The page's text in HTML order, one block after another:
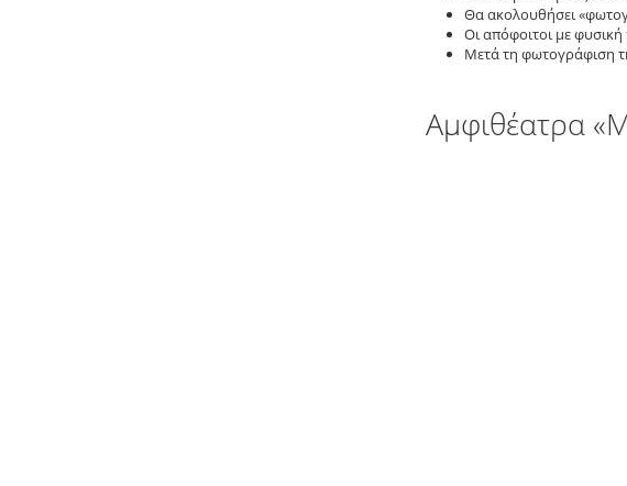
Θα ακολουθήσει
Οι απόφοιτοι με
Μετά τη φωτογράφιση
Αμφιθέατρα